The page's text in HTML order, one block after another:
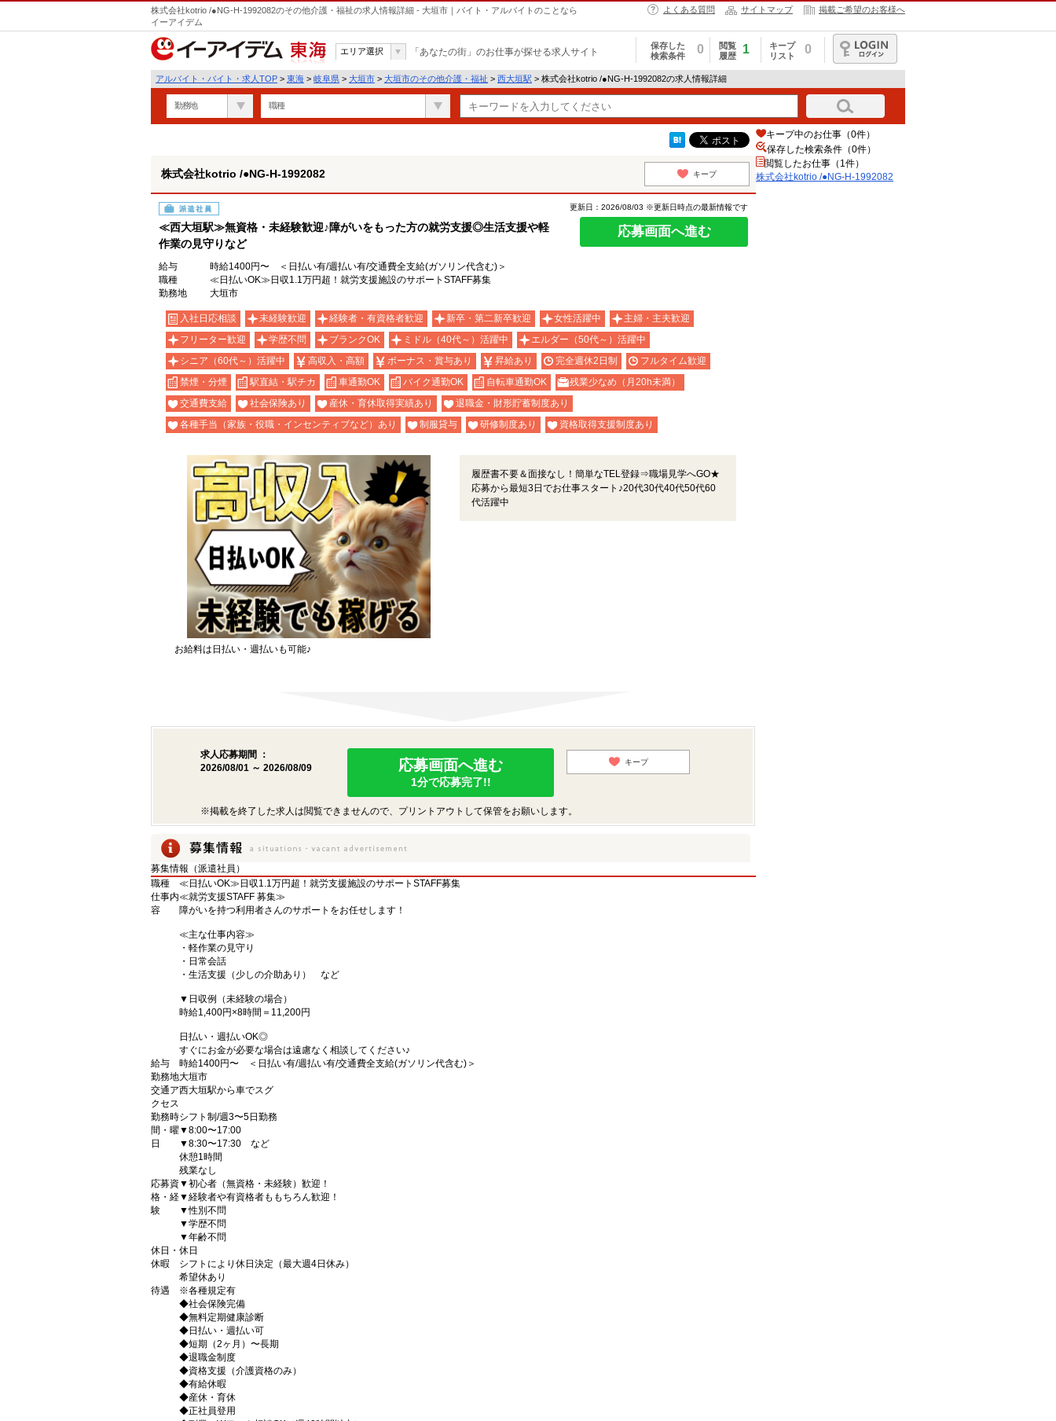
株式会社kotrio /●NG-H-1992082のその他介護・福祉の求人情報詳細 - 大垣市｜バイト・アルバイトのことなら
イーアイデム
よくある質問 サイトマップ 掲載ご希望のお客様へ
東海
エリア選択 「あなたの街」のお仕事が探せる求人サイト
保存した
検索条件
0
閲覧
履歴
1
キープ
リスト
0
ログイン
アルバイト・バイト・求人TOP > 東海 > 岐阜県 > 大垣市 > 大垣市のその他介護・福祉 > 西大垣駅 > 株式会社kotrio /●NG-H-1992082の求人情報詳細
勤務地 職種
株式会社kotrio /●NG-H-1992082 キープ
派遣社員
≪西大垣駅≫無資格・未経験歓迎♪障がいをもった方の就労支援◎生活支援や軽
作業の見守りなど
更新日：2026/08/03 ※更新日時点の最新情報です
応募画面へ進む
給与
時給1400円〜 ＜日払い有/週払い有/交通費全支給(ガソリン代含む)＞
職種
≪日払いOK≫日収1.1万円超！就労支援施設のサポートSTAFF募集
勤務地
大垣市
入社日応相談 未経験歓迎 経験者・有資格者歓迎 新卒・第二新卒歓迎 女性活躍中
主婦・主夫歓迎
フリーター歓迎
学歴不問 ブランクOK ミドル（40代～）活躍中
エルダー（50代～）活躍中
シニア（60代～）活躍中
高収入・高額 ボーナス・賞与あり 昇給あり 完全週休2日制
フルタイム歓迎
禁煙・分煙
駅直結・駅チカ 車通勤OK バイク通勤OK 自転車通勤OK
残業少なめ（月20h未満）
交通費支給
社会保険あり 産休・育休取得実績あり
退職金・財形貯蓄制度あり
各種手当（家族・役職・インセンティブなど）あり
制服貸与 研修制度あり 資格取得支援制度あり
お給料は日払い・週払いも可能♪
履歴書不要＆面接なし！簡単なTEL登録⇒職場見学へGO★
応募から最短3日でお仕事スタート♪20代30代40代50代60
代活躍中
求人応募期間 ：
2026/08/01 ～ 2026/08/09
応募画面へ進む
1分で応募完了!!
キープ
※掲載を終了した求人は閲覧できませんので、プリントアウトして保管をお願いします。
募集情報（派遣社員）
職種
≪日払いOK≫日収1.1万円超！就労支援施設のサポートSTAFF募集
仕事内
容
≪就労支援STAFF 募集≫
障がいを持つ利用者さんのサポートをお任せします！
≪主な仕事内容≫
・軽作業の見守り
・日常会話
・生活支援（少しの介助あり） など
▼日収例（未経験の場合）
時給1,400円×8時間＝11,200円
日払い・週払いOK◎
すぐにお金が必要な場合は遠慮なく相談してください♪
給与
時給1400円〜 ＜日払い有/週払い有/交通費全支給(ガソリン代含む)＞
勤務地大垣市
交通ア
クセス
西大垣駅から車でスグ
勤務時
間・曜
日
シフト制/週3〜5日勤務
▼8:00〜17:00
▼8:30〜17:30 など
休憩1時間
残業なし
応募資
格・経
験
▼初心者（無資格・未経験）歓迎！
▼経験者や有資格者ももちろん歓迎！
▼性別不問
▼学歴不問
▼年齢不問
休日・
休暇
休日
シフトにより休日決定（最大週4日休み）
希望休あり
待遇
※各種規定有
◆社会保険完備
◆無料定期健康診断
◆日払い・週払い可
◆短期（2ヶ月）〜長期
◆退職金制度
◆資格支援（介護資格のみ）
◆有給休暇
◆産休・育休
◆正社員登用
キープ中のお仕事（0件）
保存した検索条件（0件）
閲覧したお仕事（1件）
株式会社kotrio /●NG-H-1992082